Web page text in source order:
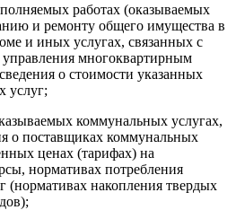
работах (оказываемых
и ремонту общего имущества в
и иных услугах, связанных с
многоквартирным
о стоимости указанных
услуг;
коммунальных услугах,
о поставщиках коммунальных
ценах (тарифах) на
нормативах потребления
(нормативах накопления твердых